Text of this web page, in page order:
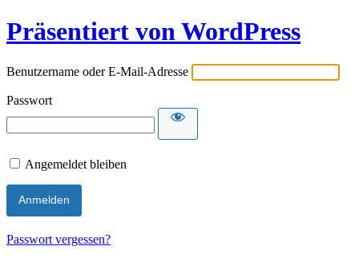
Präsentiert von WordPress
Benutzername oder E-Mail-Adresse
Passwort
Angemeldet bleiben
Passwort vergessen?